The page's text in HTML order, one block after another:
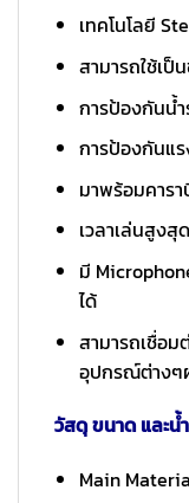
เทคโนโลยี
สามารถใช้เป็
การป้องกันน้ำ
การป้องกันแ
มาพร้อมคาร
เวลาเล่นสูงสุ
มี
ได้
สามารถเชื่อ
อุปกรณ์ต่างๆ
วัสดุ ขนาด และน้
Main